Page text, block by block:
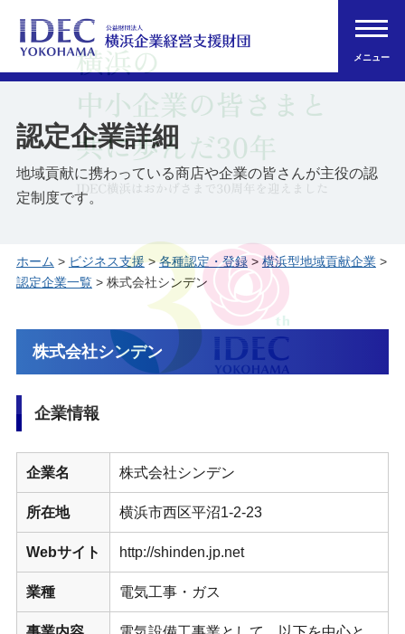
メニュー
認定企業詳細
地域貢献に携わっている商店や企業の皆さんが主役の認
定制度です。
ホーム > ビジネス支援>各種認定・登録>横浜型地域貢献企業>
認定企業一覧> 株式会社シンデン
株式会社シンデン
企業情報
企業名 株式会社シンデン
所在地 横浜市西区平沼1-2-23
Webサイト http://shinden.jp.net
業種 電気工事・ガス